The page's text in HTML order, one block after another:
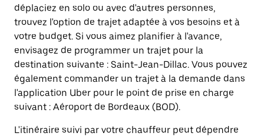
déplaciez en solo ou avec d'autres personnes,
trouvez l'option de trajet adaptée à vos besoins et à
votre budget. Si vous aimez planifier à l'avance,
envisagez de programmer un trajet pour la
destination suivante : Saint-Jean-Dillac. Vous pouvez
également commander un trajet à la demande dans
l'application Uber pour le point de prise en charge
suivant : Aéroport de Bordeaux (BOD).
L'itinéraire suivi par votre chauffeur peut dépendre